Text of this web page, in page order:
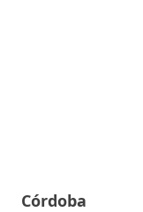
Córdoba